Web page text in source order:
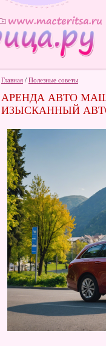
Главная / Полезные советы
АРЕНДА АВТО
ИЗЫСКАННЫЙ